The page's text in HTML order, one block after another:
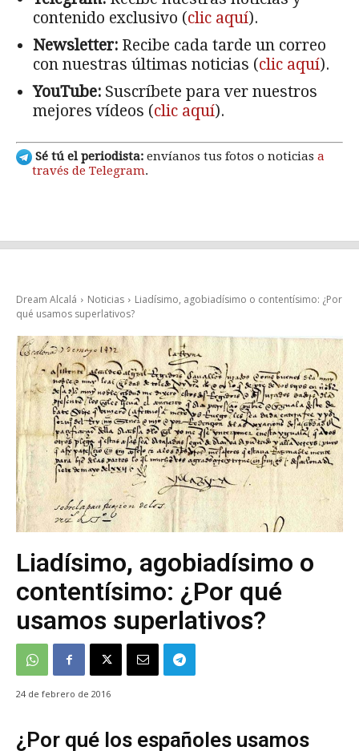
contenido exclusivo (clic aquí).
Newsletter: Recibe cada tarde un correo
con nuestras últimas noticias (clic aquí).
YouTube: Suscríbete para ver nuestros
mejores vídeos (clic aquí).
Sé tú el periodista: envíanos tus fotos o noticias a
través de Telegram.